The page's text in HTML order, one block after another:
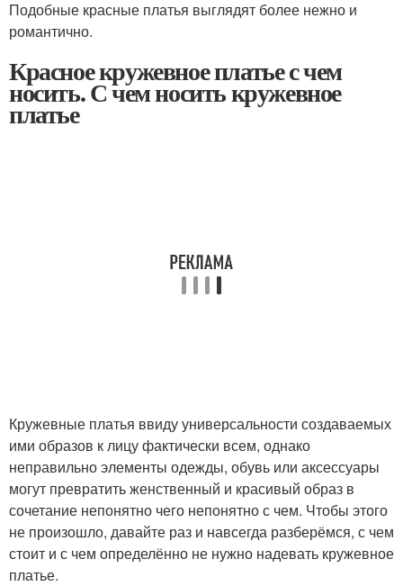
Подобные красные платья выглядят более нежно и
романтично.
Красное кружевное платье с чем
носить. С чем носить кружевное
платье
Кружевные платья ввиду универсальности создаваемых
ими образов к лицу фактически всем, однако
неправильно элементы одежды, обувь или аксессуары
могут превратить женственный и красивый образ в
сочетание непонятно чего непонятно с чем. Чтобы этого
не произошло, давайте раз и навсегда разберёмся, с чем
стоит и с чем определённо не нужно надевать кружевное
платье.